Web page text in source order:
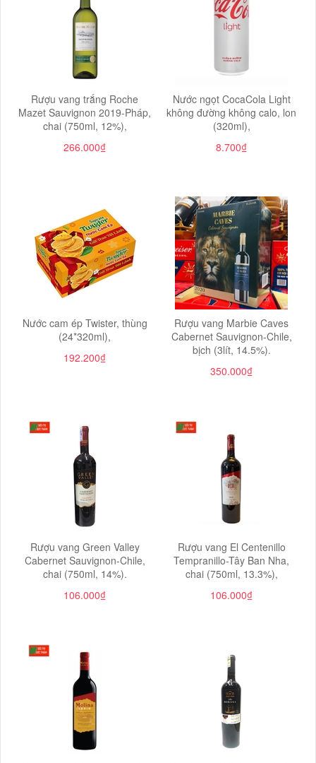
Rượu vang trắng Roche
Mazet Sauvignon 2019-Pháp,
chai (750ml, 12%),
266.000₫
Nước ngọt CocaCola Light
không đường không calo, lon
(320ml),
8.700₫
Nước cam ép Twister, thùng
(24*320ml),
192.200₫
Rượu vang Marbie Caves
Cabernet Sauvignon-Chile,
bịch (3lít, 14.5%).
350.000₫
Rượu vang Green Valley
Cabernet Sauvignon-Chile,
chai (750ml, 14%).
106.000₫
Rượu vang El Centenillo
Tempranillo-Tây Ban Nha,
chai (750ml, 13.3%),
106.000₫